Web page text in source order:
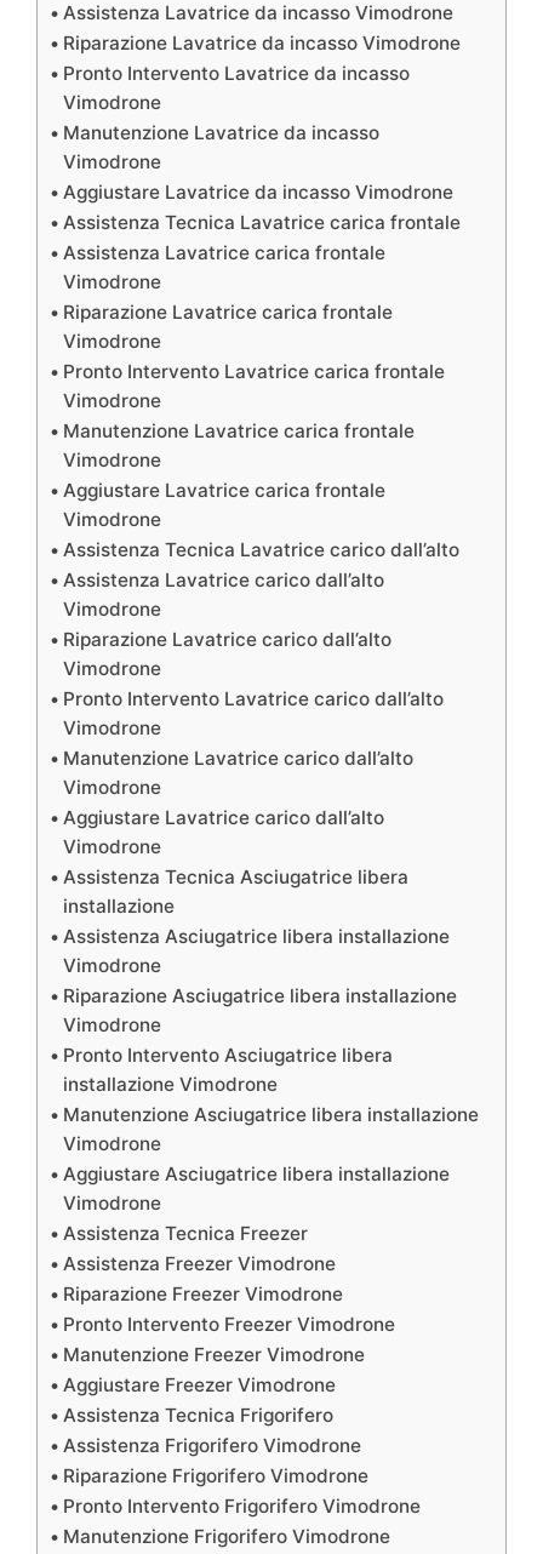
Assistenza Lavatrice da incasso Vimodrone
Riparazione Lavatrice da incasso Vimodrone
Pronto Intervento Lavatrice da incasso
Vimodrone
Manutenzione Lavatrice da incasso
Vimodrone
Aggiustare Lavatrice da incasso Vimodrone
Assistenza Tecnica Lavatrice carica frontale
Assistenza Lavatrice carica frontale
Vimodrone
Riparazione Lavatrice carica frontale
Vimodrone
Pronto Intervento Lavatrice carica frontale
Vimodrone
Manutenzione Lavatrice carica frontale
Vimodrone
Aggiustare Lavatrice carica frontale
Vimodrone
Assistenza Tecnica Lavatrice carico dall’alto
Assistenza Lavatrice carico dall’alto
Vimodrone
Riparazione Lavatrice carico dall’alto
Vimodrone
Pronto Intervento Lavatrice carico dall’alto
Vimodrone
Manutenzione Lavatrice carico dall’alto
Vimodrone
Aggiustare Lavatrice carico dall’alto
Vimodrone
Assistenza Tecnica Asciugatrice libera
installazione
Assistenza Asciugatrice libera installazione
Vimodrone
Riparazione Asciugatrice libera installazione
Vimodrone
Pronto Intervento Asciugatrice libera
installazione Vimodrone
Manutenzione Asciugatrice libera installazione
Vimodrone
Aggiustare Asciugatrice libera installazione
Vimodrone
Assistenza Tecnica Freezer
Assistenza Freezer Vimodrone
Riparazione Freezer Vimodrone
Pronto Intervento Freezer Vimodrone
Manutenzione Freezer Vimodrone
Aggiustare Freezer Vimodrone
Assistenza Tecnica Frigorifero
Assistenza Frigorifero Vimodrone
Riparazione Frigorifero Vimodrone
Pronto Intervento Frigorifero Vimodrone
Manutenzione Frigorifero Vimodrone